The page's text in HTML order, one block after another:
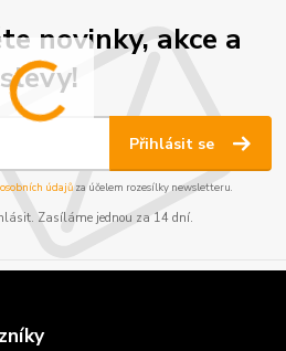
novinky, akce a
slevy!
Přihlásit se
údajůza účelem rozesílky newsletteru.
Zasíláme jednou za 14 dní.